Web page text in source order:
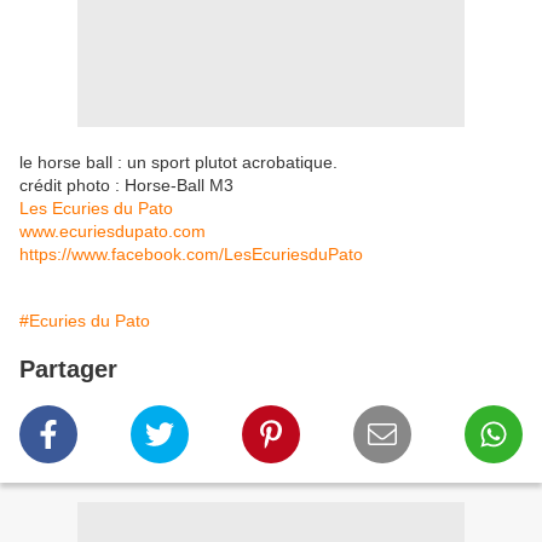
le horse ball : un sport plutot acrobatique.
crédit photo : Horse-Ball M3
Les Ecuries du Pato
www.ecuriesdupato.com
https://www.facebook.com/LesEcuriesduPato
#Ecuries du Pato
Partager